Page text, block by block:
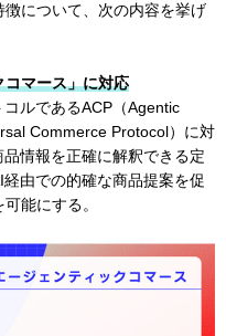
について、次の内容を挙げ
マース」に対応
ルであるACP（Agentic
Commerce Protocol）に対
情報を正確に解釈できる定
由での的確な商品提案を促
能にする。